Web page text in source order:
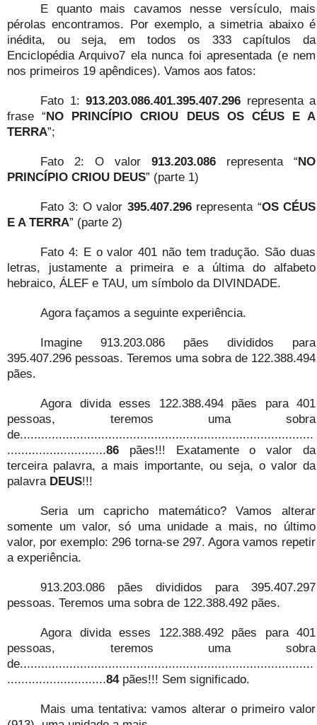
E quanto mais cavamos nesse versículo, mais
pérolas encontramos. Por exemplo, a simetria abaixo é
inédita, ou seja, em todos os 333 capítulos da
Enciclopédia Arquivo7 ela nunca foi apresentada (e nem
nos primeiros 19 apêndices). Vamos aos fatos:
Fato 1:913.203.086.401.395.407.296 representa a
frase “NO PRINCÍPIO CRIOU DEUS OS CÉUS E A
TERRA”;
Fato 2: O valor913.203.086 representa “NO
PRINCÍPIO CRIOU DEUS” (parte 1)
Fato 3: O valor 395.407.296representa “OS CÉUS
E A TERRA” (parte 2)
Fato 4: E o valor 401 não tem tradução. São duas
letras, justamente a primeira e a última do alfabeto
hebraico, ÁLEF e TAU, um símbolo da DIVINDADE.
Agora façamos a seguinte experiência.
Imagine 913.203.086 pães divididos para
395.407.296 pessoas. Teremos uma sobra de 122.388.494
pães.
Agora divida esses 122.388.494 pães para 401
pessoas, teremos uma sobra
de...................................................................................
............................86 pães!!! Exatamente o valor da
terceira palavra, a mais importante, ou seja, o valor da
palavra DEUS!!!
Seria um capricho matemático? Vamos alterar
somente um valor, só uma unidade a mais, no último
valor, por exemplo: 296 torna-se 297. Agora vamos repetir
a experiência.
913.203.086 pães divididos para 395.407.297
pessoas. Teremos uma sobra de 122.388.492 pães.
Agora divida esses 122.388.492 pães para 401
pessoas, teremos uma sobra
de...................................................................................
............................84pães!!! Sem significado.
Mais uma tentativa: vamos alterar o primeiro valor